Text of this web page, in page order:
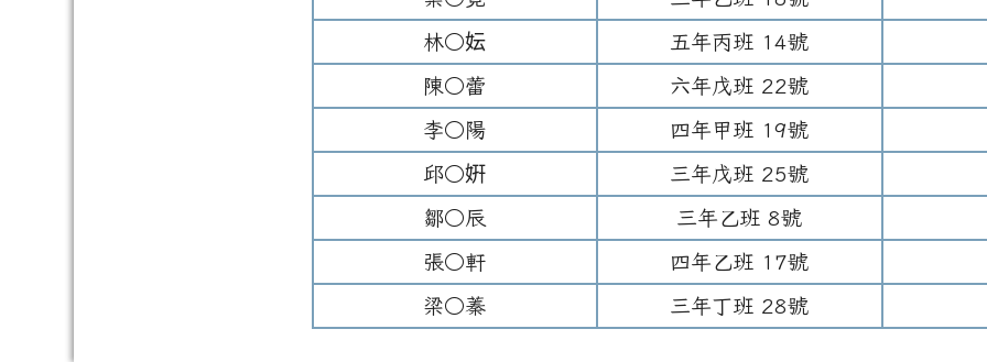
林○妘 五年丙班 14號
陳○蕾 六年 戊班 22號
李○陽 四年 甲班 19號
邱○姸 三年 戊班 25號
鄒○辰 三年 乙班 8號
張○軒 四年 乙班 17號
梁○蓁 三年丁班 28號